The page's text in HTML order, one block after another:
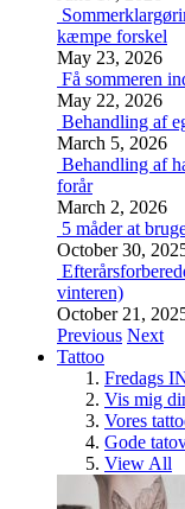
kæmpe forskel
May 23, 2026
Få sommeren
May 22, 2026
Behandling af
March 5, 2026
Behandling af
forår
March 2, 2026
5 måder at
October 30,
vinteren)
October 21,
Previous Next
Tattoo
Fredags
Vis mig
Vores
Gode
View All